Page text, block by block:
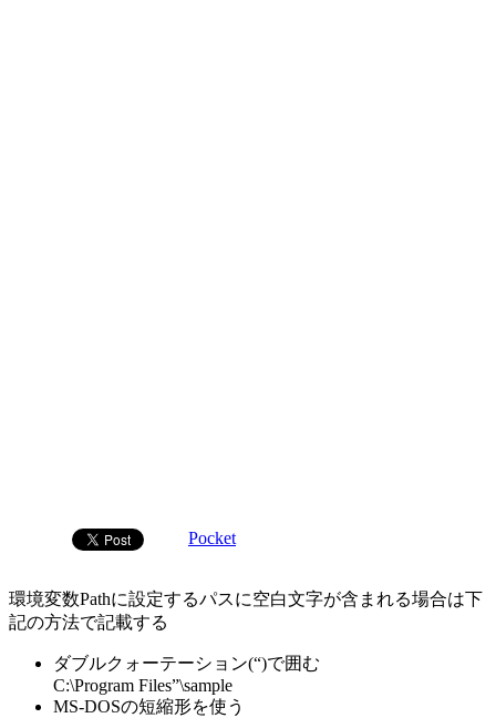
Pocket
環境変数Pathに設定するパスに空白文字が含まれる場合は下
記の方法で記載する
ダブルクォーテーション(“)で囲む
C:\Program Files”\sample
MS-DOSの短縮形を使う